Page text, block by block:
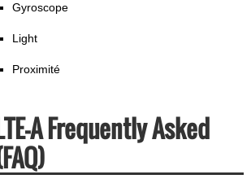
Gyroscope
Light
Proximité
A Frequently Asked